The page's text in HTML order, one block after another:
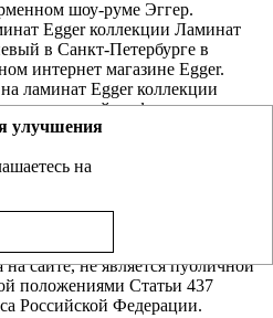
шоу-руме Эггер.
Egger коллекции Ламинат
в Санкт-Петербурге в
интернет магазине Egger.
ламинат Egger коллекции
коричневый в официальных
Эггер и Ever Sense в Санкт-
сайте, не является публичной
положениями Статьи 437
Российской Федерации.
улучшения
на